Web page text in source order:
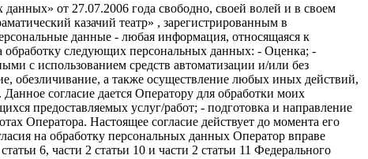
от 27.07.2006 года свободно, своей волей и в своем
казачий театр» , зарегистрированным в
данные - любая информация, относящаяся к
следующих персональных данных: - Оценка; -
с использованием средств автоматизации и/или без
обезличивание, а также осуществление любых иных действий,
согласие дается Оператору для обработки моих
предоставляемых услуг/работ; - подготовка и направление
Оператора. Настоящее согласие действует до момента его
на обработку персональных данных Оператор вправе
6, части 2 статьи 10 и части 2 статьи 11 Федерального